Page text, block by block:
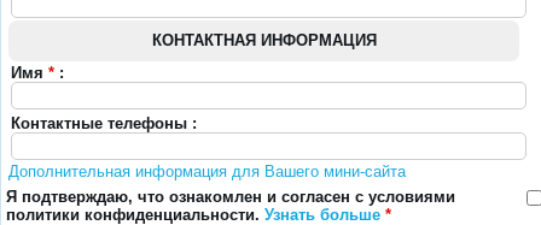
КОНТАКТНАЯ ИНФОРМАЦИЯ
Имя * :
Контактные телефоны :
Дополнительная информация для Вашего мини-сайта
Я подтверждаю, что ознакомлен и согласен с условиями
политики конфиденциальности. Узнать больше *